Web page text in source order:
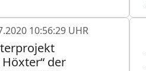
10:56:29 UHR
der